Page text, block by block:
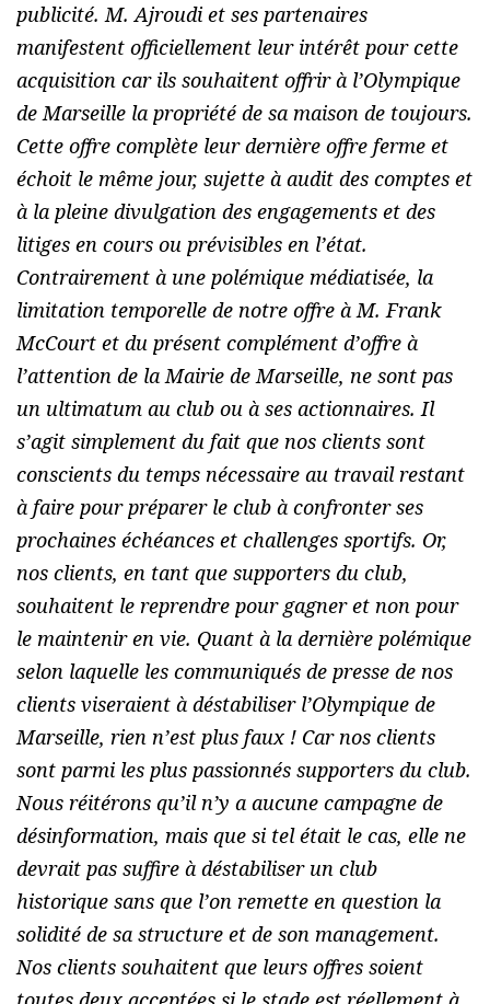
publicité. M. Ajroudi et ses partenaires
manifestent officiellement leur intérêt pour cette
acquisition car ils souhaitent offrir à l’Olympique
de Marseille la propriété de sa maison de toujours.
Cette offre complète leur dernière offre ferme et
échoit le même jour, sujette à audit des comptes et
à la pleine divulgation des engagements et des
litiges en cours ou prévisibles en l’état.
Contrairement à une polémique médiatisée, la
limitation temporelle de notre offre à M. Frank
McCourt et du présent complément d’offre à
l’attention de la Mairie de Marseille, ne sont pas
un ultimatum au club ou à ses actionnaires. Il
s’agit simplement du fait que nos clients sont
conscients du temps nécessaire au travail restant
à faire pour préparer le club à confronter ses
prochaines échéances et challenges sportifs. Or,
nos clients, en tant que supporters du club,
souhaitent le reprendre pour gagner et non pour
le maintenir en vie. Quant à la dernière polémique
selon laquelle les communiqués de presse de nos
clients viseraient à déstabiliser l’Olympique de
Marseille, rien n’est plus faux ! Car nos clients
sont parmi les plus passionnés supporters du club.
Nous réitérons qu’il n’y a aucune campagne de
désinformation, mais que si tel était le cas, elle ne
devrait pas suffire à déstabiliser un club
historique sans que l’on remette en question la
solidité de sa structure et de son management.
Nos clients souhaitent que leurs offres soient